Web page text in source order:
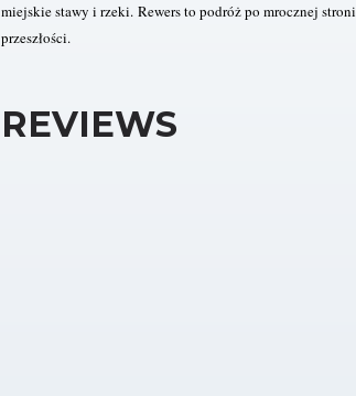
miejskie stawy i rzeki. Rewers to podróż po mrocznej
przeszłości.
REVIEWS